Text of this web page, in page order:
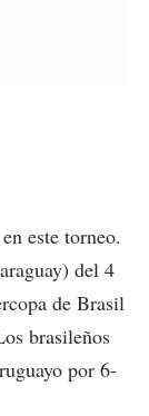
este torneo.
del 4
de Brasil
brasileños
por 6-